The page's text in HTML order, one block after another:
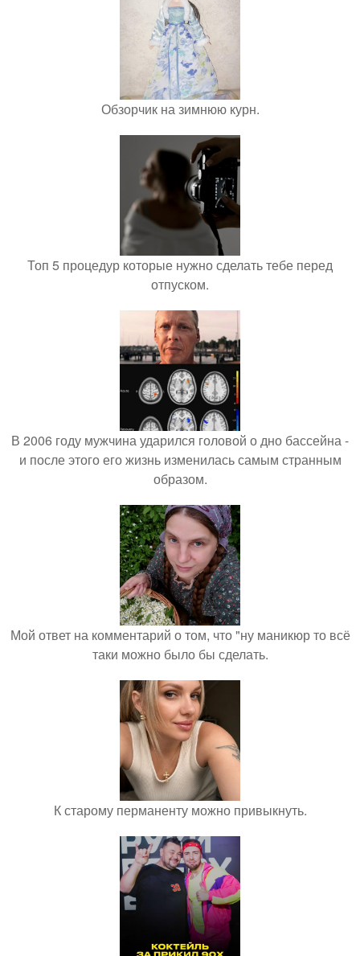
Обзорчик на зимнюю курн.
Топ 5 процедур которые нужно сделать тебе перед
отпуском.
В 2006 году мужчина ударился головой о дно бассейна -
и после этого его жизнь изменилась самым странным
образом.
Мой ответ на комментарий о том, что "ну маникюр то всё
таки можно было бы сделать.
К старому перманенту можно привыкнуть.